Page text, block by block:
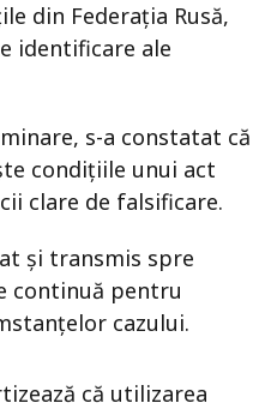
din Federația Rusă,
identificare ale
s-a constatat că
condițiile unui act
clare de falsificare.
și transmis spre
continuă pentru
cazului.
că utilizarea